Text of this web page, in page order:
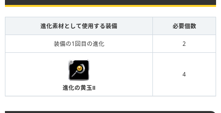
進化素材として使用する装備 必要個数
装備の1回目の進化 2
進化の黄玉Ⅱ
4